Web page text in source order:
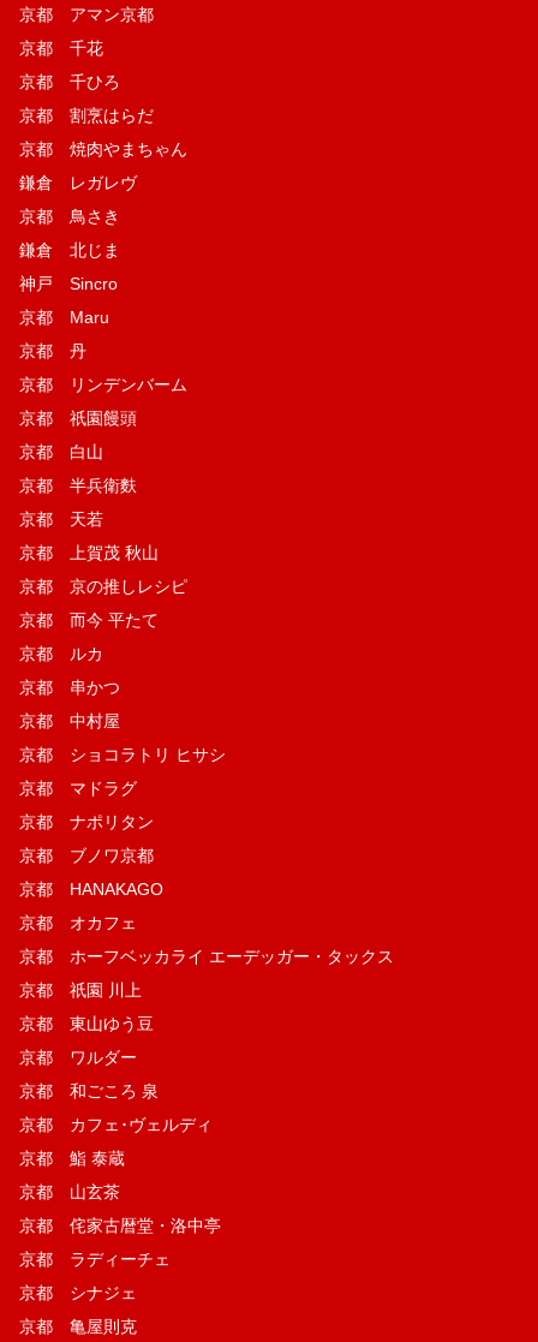
京都 アマン京都
京都 千花
京都 千ひろ
京都 割烹はらだ
京都 焼肉やまちゃん
鎌倉 レガレヴ
京都 鳥さき
鎌倉 北じま
神戸 Sincro
京都 Maru
京都 丹
京都 リンデンバーム
京都 祇園饅頭
京都 白山
京都 半兵衛麩
京都 天若
京都 上賀茂 秋山
京都 京の推しレシピ
京都 而今 平たて
京都 ルカ
京都 串かつ
京都 中村屋
京都 ショコラトリ ヒサシ
京都 マドラグ
京都 ナポリタン
京都 ブノワ京都
京都 HANAKAGO
京都 オカフェ
京都 ホーフベッカライ エーデッガー・タックス
京都 祇園 川上
京都 東山ゆう豆
京都 ワルダー
京都 和ごころ 泉
京都 カフェ･ヴェルディ
京都 鮨 泰蔵
京都 山玄茶
京都 侘家古暦堂・洛中亭
京都 ラディーチェ
京都 シナジェ
京都 亀屋則克